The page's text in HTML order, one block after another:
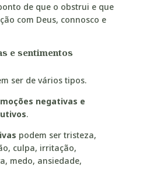
de que o obstrui e que
com Deus, connosco e
e sentimentos
ser de vários tipos.
negativas e
.
podem ser tristeza,
culpa, irritação,
medo, ansiedade,